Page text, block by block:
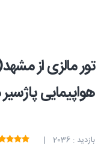
تور مالزی از
هواپیمایی
بازدید : 2036 |